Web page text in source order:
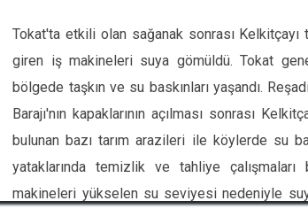
Tokat'ta etkili olan sağanak sonrası Kelkitçayı
giren iş makineleri suya gömüldü. Tokat
bölgede taşkın ve su baskınları yaşandı.
Barajı'nın kapaklarının açılması sonrası
bulunan bazı tarım arazileri ile köylerde su
yataklarında temizlik ve tahliye çalışmaları
makineleri yükselen su seviyesi nedeniyle
yollarında da yoğun yağış nedeniyle su